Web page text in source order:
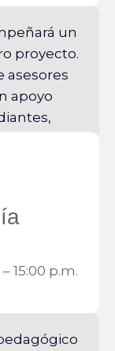
un
proyecto.
asesores
apoyo
15:00 p.m.